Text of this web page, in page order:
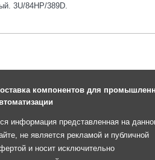
3U/84HP/389D.
компонентов для
информация представленная на
не является рекламой и публичной
и носит исключительно